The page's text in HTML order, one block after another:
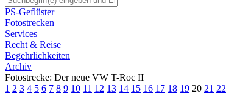
PS-Geflüster
Fotostrecken
Services
Recht & Reise
Begehrlichkeiten
Archiv
Fotostrecke: Der neue VW T-Roc II
1 2 3 4 5 6 7 8 9 10 11 12 13 14 15 16 17 18 19 20 21 22